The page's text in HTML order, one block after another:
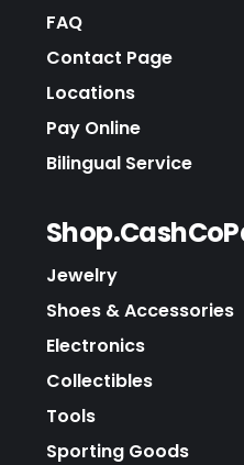
FAQ
Contact Page
Locations
Pay Online
Bilingual Service
Jewelry
Shoes & Accessories
Electronics
Collectibles
Tools
Sporting Goods